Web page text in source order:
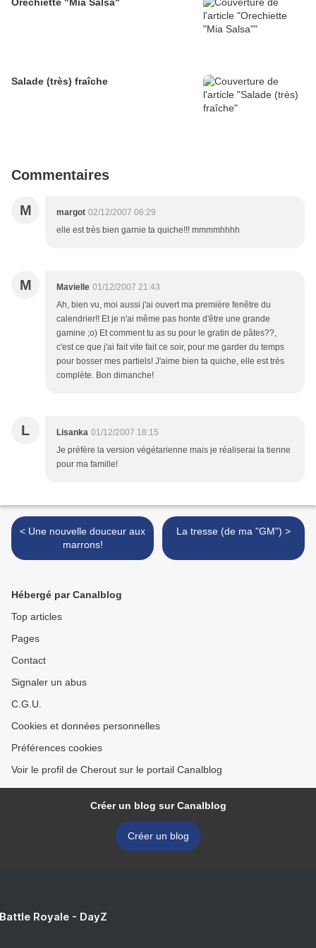
Salade (très) fraîche
Commentaires
M margot 02/12/2007 06:29
elle est très bien garnie ta quiche!!! mmmmhhhh
M Mavielle 01/12/2007 21:43
Ah, bien vu, moi aussi j'ai ouvert ma première fenêtre du
calendrier!! Et je n'ai même pas honte d'être une grande
gamine ;o) Et comment tu as su pour le gratin de pâtes??,
c'est ce que j'ai fait vite fait ce soir, pour me garder du temps
pour bosser mes partiels! J'aime bien ta quiche, elle est très
complète. Bon dimanche!
L Lisanka 01/12/2007 18:15
Je préfère la version végétarienne mais je réaliserai la tienne
pour ma famille!
< Une nouvelle douceur aux
marrons!
La tresse (de ma "GM") >
Hébergé par Canalblog
Top articles
Pages
Contact
Signaler un abus
C.G.U.
Cookies et données personnelles
Préférences cookies
Voir le profil de Cherout sur le portail Canalblog
Créer un blog sur Canalblog
Créer un blog
Royale - DayZ